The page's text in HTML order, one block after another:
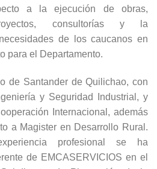
a la ejecución de obras,
consultorías y la
de los caucanos en
para el Departamento.
de Santander de Quilichao, con
y Seguridad Industrial, y
Internacional, además
a Magister en Desarrollo Rural.
profesional se ha
de EMCASERVICIOS en el